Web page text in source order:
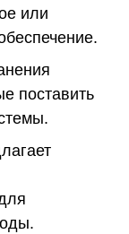
или
поставить